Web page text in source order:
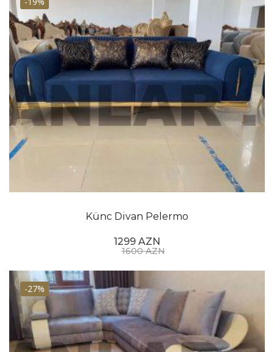
Künc Divan Pelermo
1299 AZN
1600 AZN
-27%